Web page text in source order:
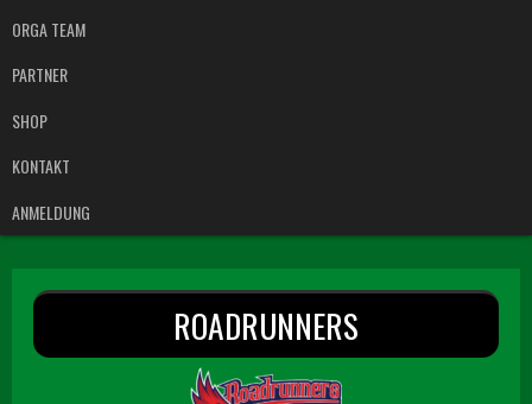
ORGA TEAM
PARTNER
SHOP
KONTAKT
ANMELDUNG
ROADRUNNERS